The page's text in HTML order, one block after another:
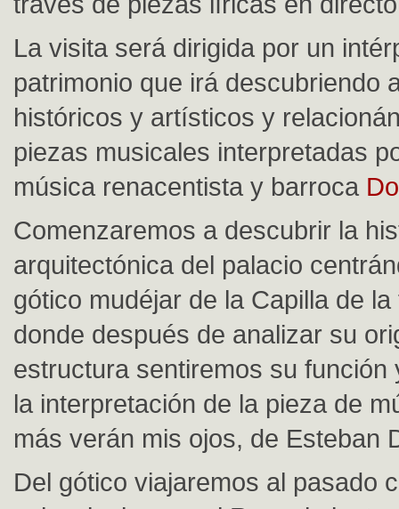
La visita será dirigida por un
patrimonio que irá descubriendo
históricos y artísticos y
piezas musicales interpretadas
música renacentista y barroca
Comenzaremos a descubrir la
arquitectónica del palacio
gótico mudéjar de la Capilla de
donde después de analizar su
estructura sentiremos su función
la interpretación de la pieza de
más verán mis ojos, de Esteban
Del gótico viajaremos al pasado